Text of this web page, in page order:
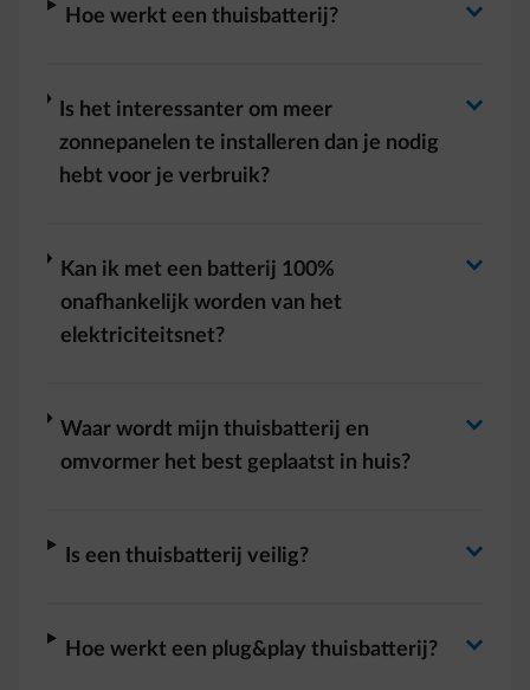
Hoe werkt een thuisbatterij? Antwoord wisselen
arrow-right
Is het interessanter om meer
zonnepanelen te installeren dan je nodig
hebt voor je verbruik?
arrow-right
Kan ik met een batterij 100%
onafhankelijk worden van het
elektriciteitsnet?
arrow-right
Waar wordt mijn thuisbatterij en
omvormer het best geplaatst in huis?
arrow-right
Is een thuisbatterij veilig? Antwoord wisselen
arrow-right
Hoe werkt een plug&play thuisbatterij? arrow-right